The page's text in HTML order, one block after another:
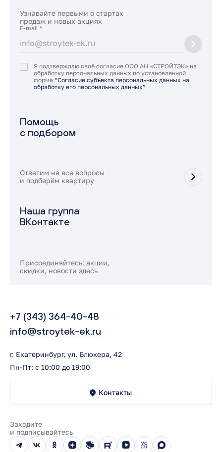
Узнавайте первыми о стартах
продаж и новых акциях
E-mail *
Я подтверждаю своё согласие ООО АН «СТРОЙТЭК» на
обработку персональных данных по установленной
форме “Согласие субъекта персональных данных на
обработку его персональных данных”
Помощь
с подбором
Ответим на все вопросы
и подберём квартиру
Наша группа
ВКонтакте
Присоединяйтесь: акции,
скидки, новости здесь
+7 (343) 364-40-48
info@stroytek-ek.ru
г. Екатеринбург, ул. Блюхера, 42
Пн-Пт: с 10:00 до 19:00
Контакты
Заходите
и подписывайтесь